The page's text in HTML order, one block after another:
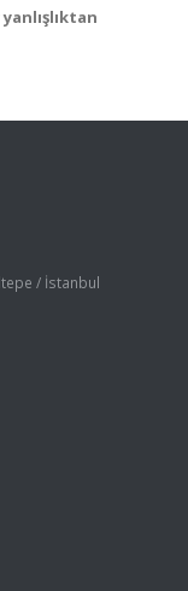
/ İstanbul